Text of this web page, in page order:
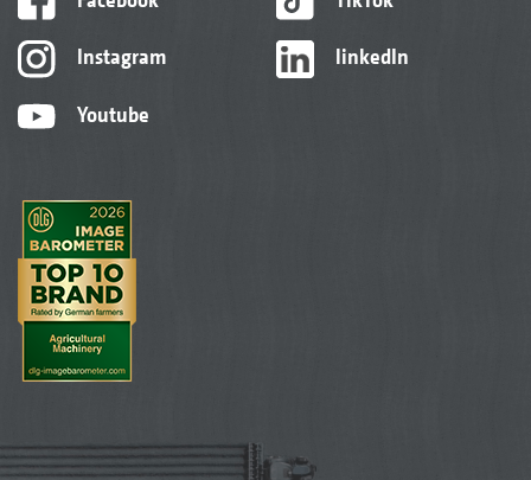
Instagram
Youtube
linkedIn